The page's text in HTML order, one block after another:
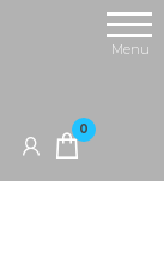
0
Menu